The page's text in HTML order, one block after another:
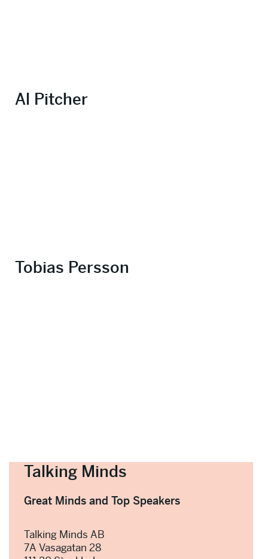
Al Pitcher
Tobias Persson
Talking Minds
Great Minds and Top Speakers
Talking Minds AB
7A Vasagatan 28